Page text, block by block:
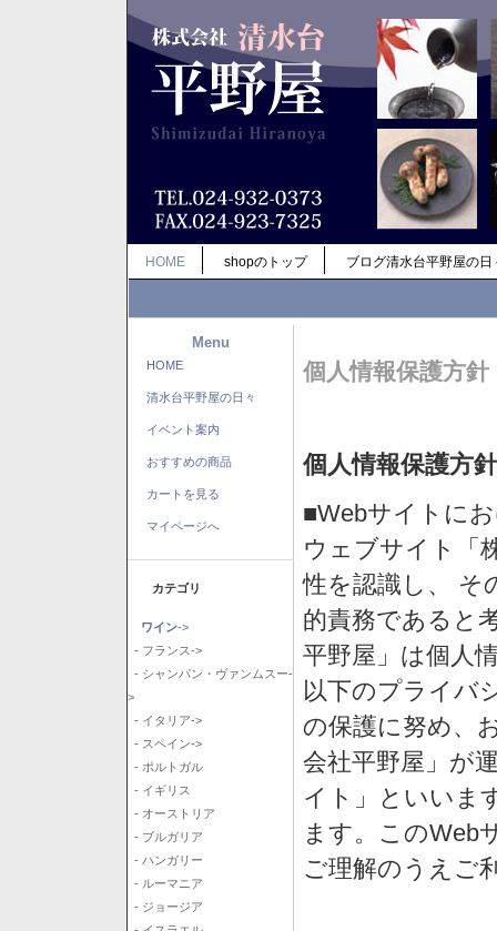
HOME shopのトップ ブログ清水台平野屋の日
Menu
HOME
清水台平野屋の日々
イベント案内
おすすめの商品
カートを見る
マイページへ
カテゴリ
ワイン->
- フランス->
- シャンパン・ヴァンムスー-
>
- イタリア->
- スペイン->
- ポルトガル
- イギリス
- オーストリア
- ブルガリア
- ハンガリー
- ルーマニア
- ジョージア
個人情報保護方針
個人情報保護方針
■Webサイトに
ウェブサイト「
性を認識し、 そ
的責務であると
平野屋」は個人
以下のプライバ
の保護に努め、
会社平野屋」が
イト」といいま
ます。このWeb
ご理解のうえご